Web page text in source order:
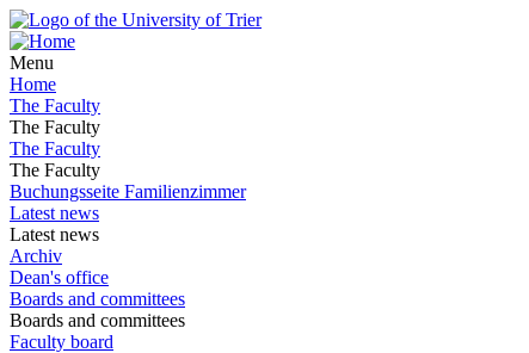
Menu
Home
The Faculty
The Faculty
The Faculty
The Faculty
Buchungsseite Familienzimmer
Latest news
Latest news
Archiv
Dean's office
Boards and committees
Boards and committees
Faculty board